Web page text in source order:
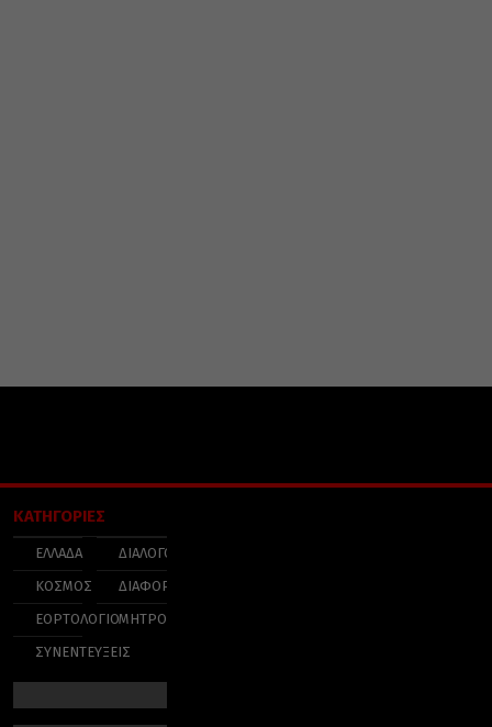
ΚΑΤΗΓΟΡΙΕΣ
ΕΛΛΑΔΑ
ΚΟΣΜΟΣ
ΕΟΡΤΟΛΟΓΙΟ
ΣΥΝΕΝΤΕΥΞΕΙΣ
ΔΙΑΛΟΓΟΣ
ΔΙΑΦΟΡΑ
ΜΗΤΡΟΠΟΛΕΙΣ